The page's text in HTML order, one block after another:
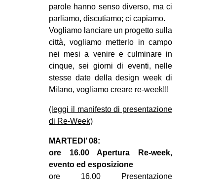
Fb
tw
bsky
SEARCH
parole hanno senso diverso, ma ci
parliamo, discutiamo; ci capiamo.
Vogliamo lanciare un progetto sulla
città, vogliamo metterlo in campo
nei mesi a venire e culminare in
cinque, sei giorni di eventi, nelle
stesse date della design week di
Milano, vogliamo creare re-week!!!
(leggi il manifesto di presentazione
di Re-Week)
MARTEDI’ 08:
ore 16.00 Apertura Re-week,
evento ed esposizione
ore 16.00 Presentazione